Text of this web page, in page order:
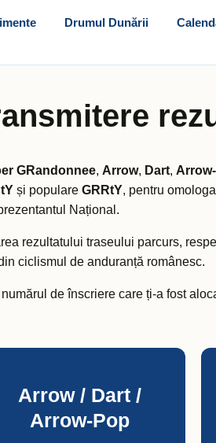
Drumul Dunării
GRandonnee, Arrow, Dart,
și populare GRRtY, pentru
Național.
rezultatului traseului parcurs,
ciclismul de anduranță românesc.
de înscriere care ți-a fost
Arrow / Dart /
Arrow-Pop